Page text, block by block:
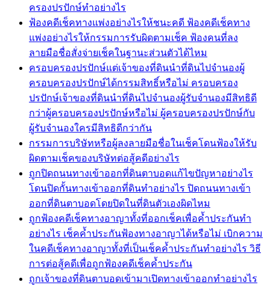
ครองปรปักษ์ทำอย่างไร
ฟ้องคดีเช็คทางแพ่งอย่างไรให้ชนะคดี ฟ้องคดีเช็คทาง
แพ่งอย่างไรให้กรรมการรับผิดตามเช็ค ฟ้องคนที่ลง
ลายมือชื่อสั่งจ่ายเช็คในฐานะส่วนตัวได้ไหม
ครอบครองปรปักษ์แต่เจ้าของที่ดินนำที่ดินไปจำนองผู้
ครอบครองปรปักษ์ได้กรรมสิทธิ์หรือไม่ ครอบครอง
ปรปักษ์เจ้าของที่ดินนำที่ดินไปจำนองผู้รับจำนองมีสิทธิดี
กว่าผู้ครอบครองปรปักษ์หรือไม่ ผู้ครอบครองปรปักษ์กับ
ผู้รับจำนองใครมีสิทธิดีกว่ากัน
กรรมการบริษัทหรือผู้ลงลายมือชื่อในเช็คโดนฟ้องให้รับ
ผิดตามเช็คของบริษัทต่อสู้คดีอย่างไร
ถูกปิดถนนทางเข้าออกที่ดินตาบอดแก้ไขปัญหาอย่างไร
โดนปิดกั้นทางเข้าออกที่ดินทำอย่างไร ปิดถนนทางเข้า
ออกที่ดินตาบอดโดยปิดในที่ดินตัวเองผิดไหม
ถูกฟ้องคดีเช็คทางอาญาทั้งที่ออกเช็คเพื่อค้ำประกันทำ
อย่างไร เช็คค้ำประกันฟ้องทางอาญาได้หรือไม่ เบิกความ
ในคดีเช็คทางอาญาทั้งที่เป็นเช็คค้ำประกันทำอย่างไร วิธี
การต่อสู้คดีเพื่อถูกฟ้องคดีเช็คค้ำประกัน
ถูกเจ้าของที่ดินตาบอดเข้ามาเปิดทางเข้าออกทำอย่างไร